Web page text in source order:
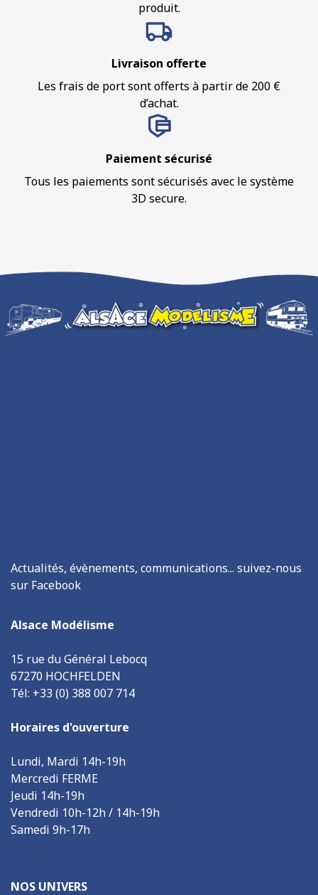
produit.
Livraison offerte
Les frais de port sont offerts à partir de 200 €
d’achat.
Paiement sécurisé
Tous les paiements sont sécurisés avec le système
3D secure.
Actualités, évènements, communications... suivez-nous
sur Facebook
Alsace Modélisme
15 rue du Général Lebocq
67270 HOCHFELDEN
Tél: +33 (0) 388 007 714
Horaires d'ouverture
Lundi, Mardi 14h-19h
Mercredi FERME
Jeudi 14h-19h
Vendredi 10h-12h / 14h-19h
Samedi 9h-17h
NOS UNIVERS